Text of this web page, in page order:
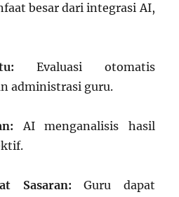
besar dari integrasi AI,
Evaluasi otomatis
administrasi guru.
AI menganalisis hasil
Sasaran: Guru dapat